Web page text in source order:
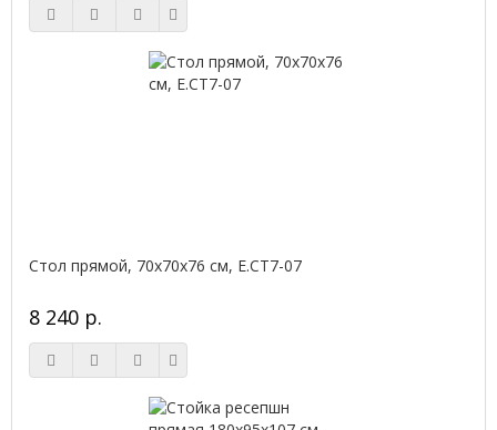
Стол прямой, 70x70x76 см, Е.СТ7-07
8 240 р.